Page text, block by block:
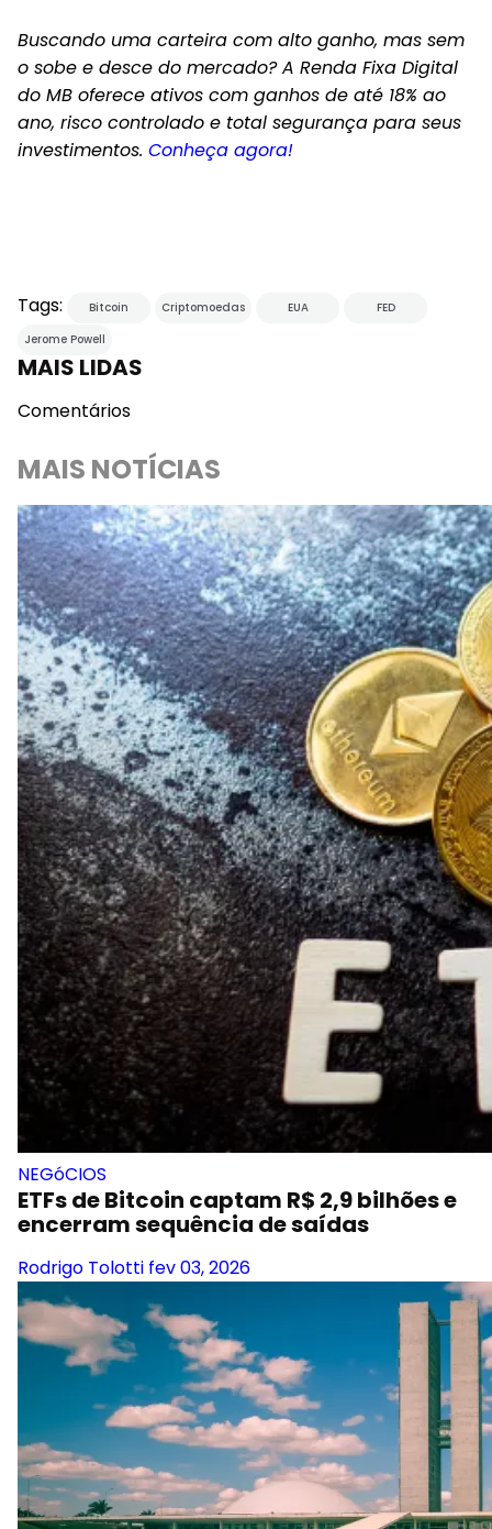
Buscando uma carteira com alto ganho, mas sem
o sobe e desce do mercado? A Renda Fixa Digital
do MB oferece ativos com ganhos de até 18% ao
ano, risco controlado e total segurança para seus
investimentos. Conheça agora!
Tags: Bitcoin Criptomoedas EUA
FED
Jerome Powell
MAIS LIDAS
Comentários
MAIS NOTÍCIAS
NEGóCIOS
ETFs de Bitcoin captam R$ 2,9 bilhões e
encerram sequência de saídas
Rodrigo Tolotti fev 03, 2026